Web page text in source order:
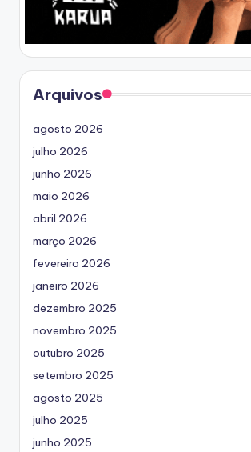
Arquivos
agosto 2026
julho 2026
junho 2026
maio 2026
abril 2026
março 2026
fevereiro 2026
janeiro 2026
dezembro 2025
novembro 2025
outubro 2025
setembro 2025
agosto 2025
julho 2025
junho 2025